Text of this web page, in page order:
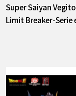
Super Saiyan
Limit Breaker-Serie